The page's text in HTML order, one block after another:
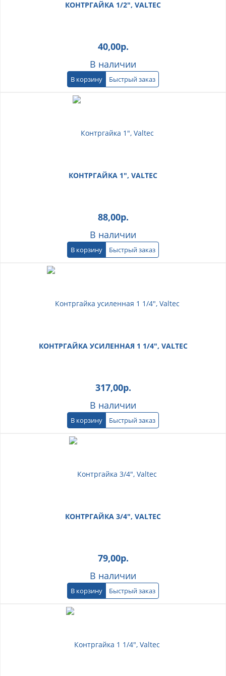
КОНТРГАЙКА 1/2", VALTEC
40,00р.
В наличии
В корзину Быстрый заказ
КОНТРГАЙКА 1", VALTEC
88,00р.
В наличии
В корзину Быстрый заказ
КОНТРГАЙКА УСИЛЕННАЯ 1 1/4", VALTEC
317,00р.
В наличии
В корзину Быстрый заказ
КОНТРГАЙКА 3/4", VALTEC
79,00р.
В наличии
В корзину Быстрый заказ